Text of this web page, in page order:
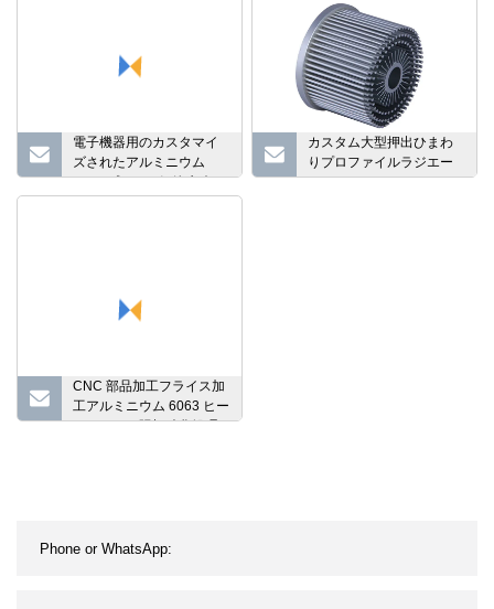
電子機器用のカスタマイ
ズされたアルミニウム
CNC プレート銅管水冷ヒ
カスタム大型押出ひまわ
りプロファイルラジエー
タークーラーアルミニウ
CNC 部品加工フライス加
工アルミニウム 6063 ヒー
トシンク、陽極酸化処理